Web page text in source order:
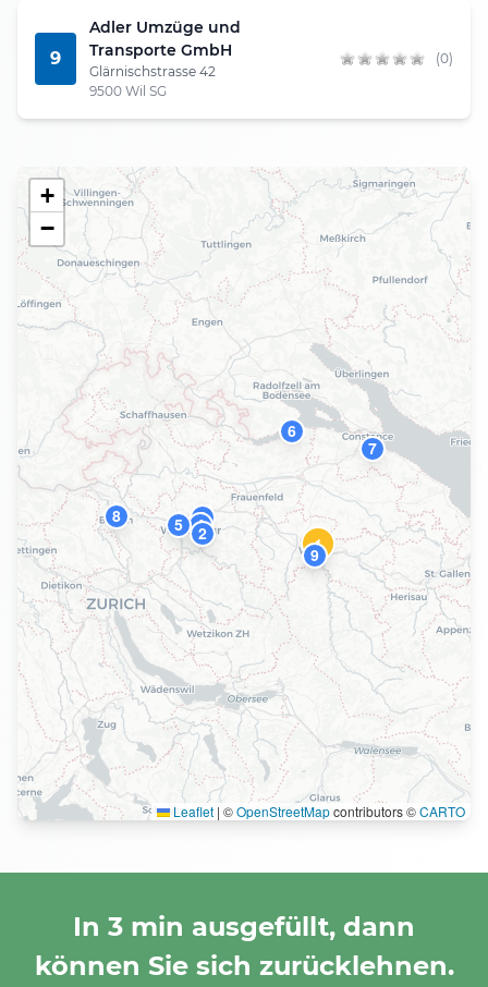
9
Adler Umzüge und
Transporte GmbH
Glärnischstrasse 42
9500 Wil SG
(0)
1
2
3
4
5
6
7
8
9
+
−
Leaflet | ©OpenStreetMapcontributors ©CARTO
In 3 min ausgefüllt, dann
können Sie sich zurücklehnen.